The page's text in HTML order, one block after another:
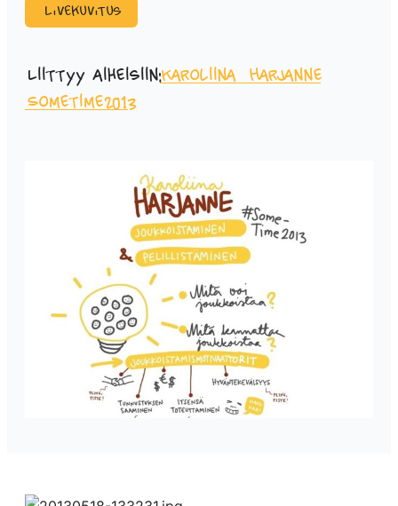
Livekuvitus
Liittyy aiheisiin:Karoliina Harjanne
Sometime2013